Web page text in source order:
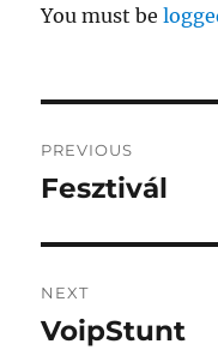
You must be
navigation
PREVIOUS
Previous
Fesztivál
NEXT
Next
VoipStunt